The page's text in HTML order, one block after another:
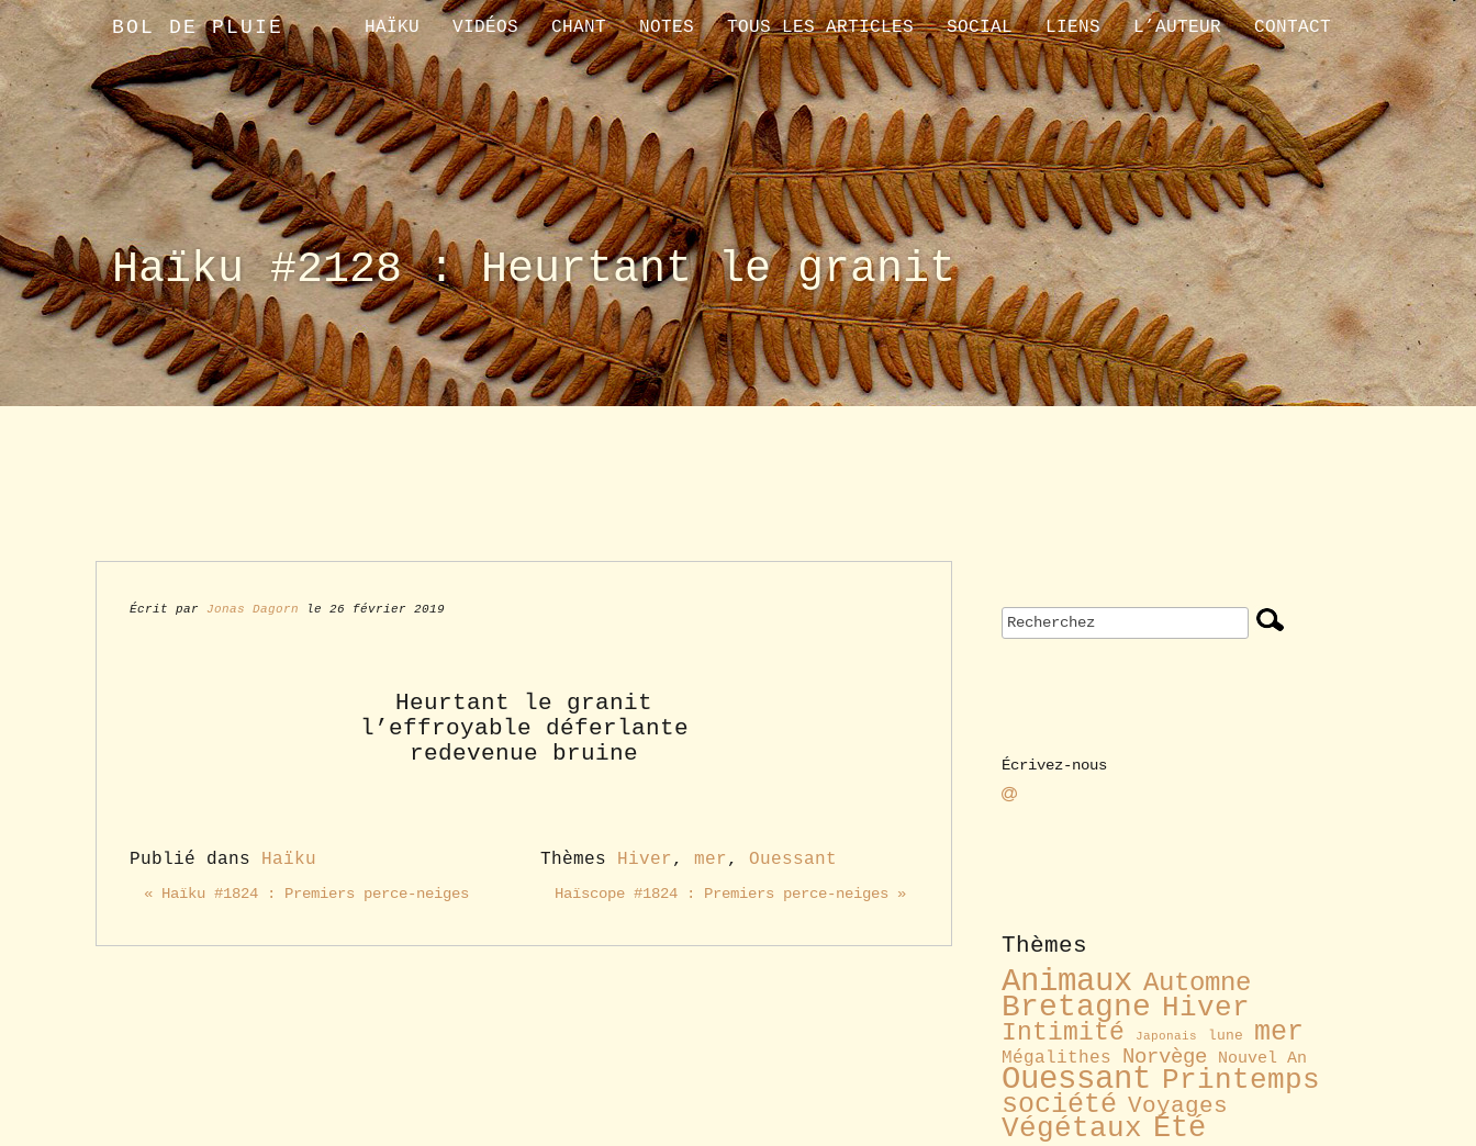
BOL DE PLUIE HAÏKU VIDÉOS CHANT NOTES TOUS LES ARTICLES SOCIAL LIENS L’AUTEUR CONTACT
Haïku #2128 : Heurtant le granit
Écrit par Jonas Dagorn le 26 février 2019
Heurtant le granit
l’effroyable déferlante
redevenue bruine
Publié dans Haïku Thèmes Hiver , mer , Ouessant
« Haïku #1824 : Premiers perce-neiges Haïscope #1824 : Premiers perce-neiges »
Écrivez-nous
Thèmes
Animaux Automne
Bretagne Hiver
Intimité Japonais lune mer
Mégalithes Norvège Nouvel An
Ouessant Printemps
société Voyages
Végétaux Été